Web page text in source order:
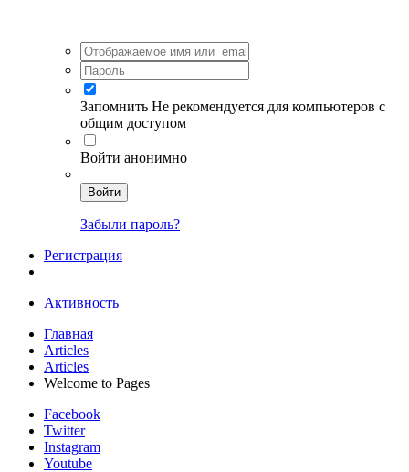
Запомнить Не рекомендуется для компьютеров с
общим доступом
Войти анонимно
Войти
Забыли пароль?
Регистрация
Активность
Главная
Articles
Articles
Welcome to Pages
Facebook
Twitter
Instagram
Youtube